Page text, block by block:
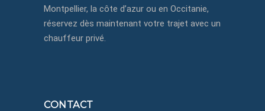
Montpellier, la côte d’azur ou en Occitanie,
réservez dès maintenant votre trajet avec un
chauffeur privé.
CONTACT